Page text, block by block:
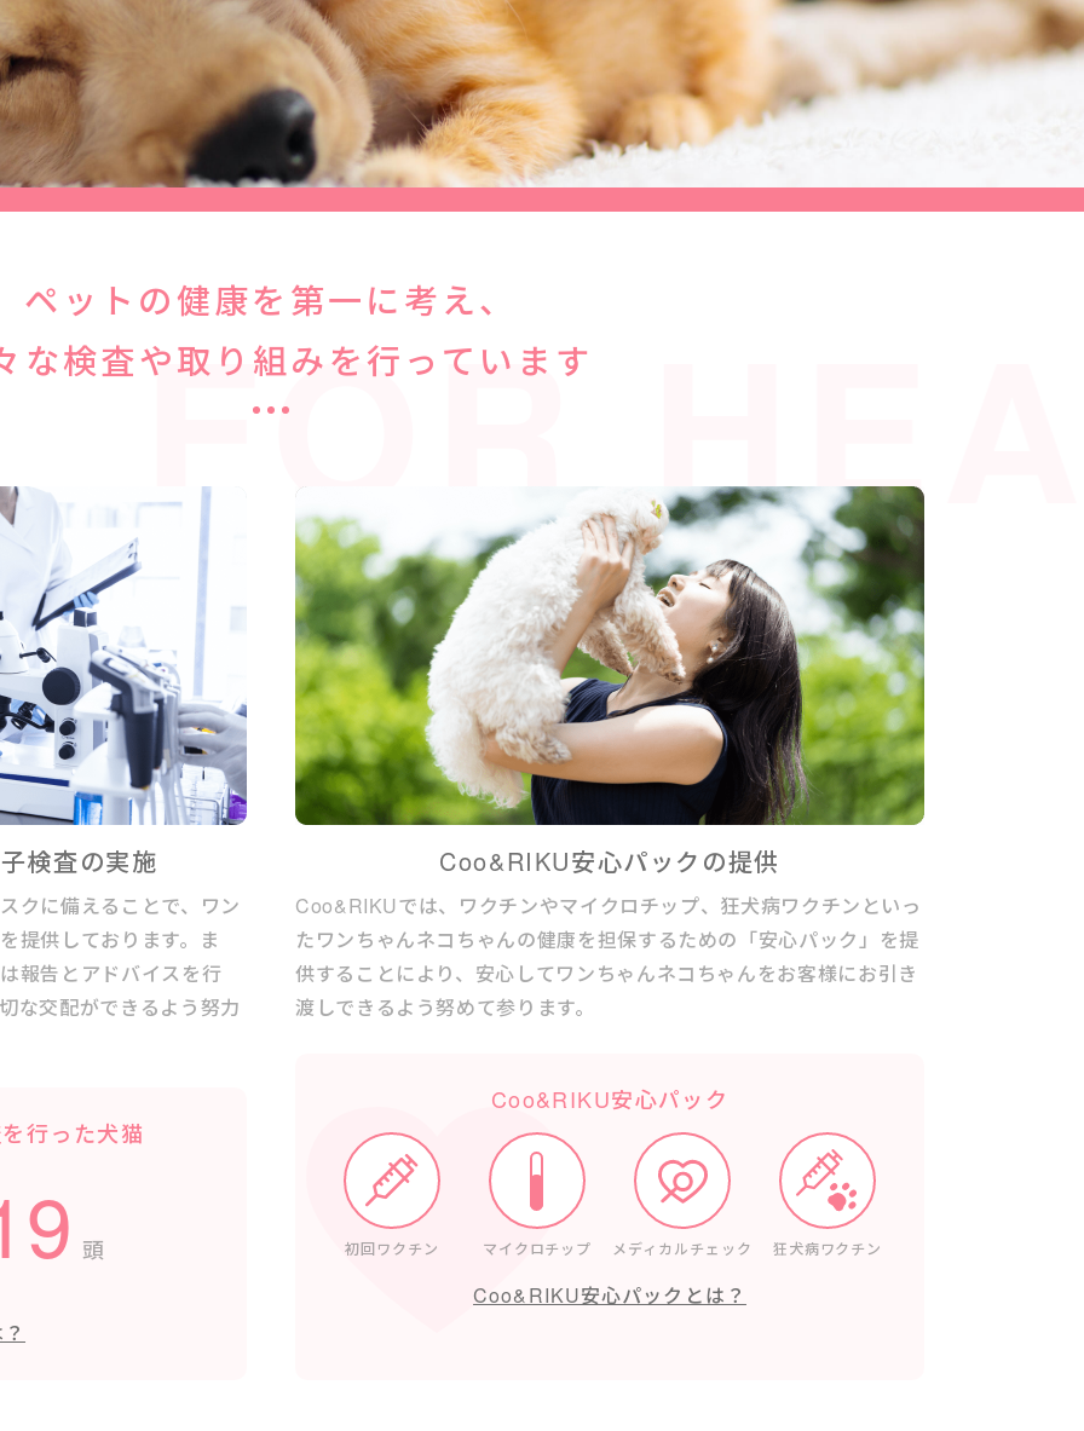
ペットの健康を第一に考え、
な検査や取り組みを行っています
検査の実施
クに備えることで、ワン
提供しております。ま
報告とアドバイスを行
な交配ができるよう努力
行った犬猫
頭
Coo&RIKU安心パックの提供
Coo&RIKUでは、ワクチンやマイクロチップ、狂犬病ワクチンといっ
たワンちゃんネコちゃんの健康を担保するための「安心パック」を提
供することにより、安心してワンちゃんネコちゃんをお客様にお引き
渡しできるよう努めて参ります。
Coo&RIKU安心パック
初回ワクチン マイクロチップ メディカルチェック 狂犬病ワクチン
Coo&RIKU安心パックとは？